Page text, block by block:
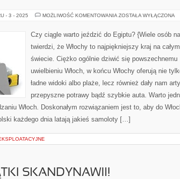
- 3 - 2025 MOŻLIWOŚĆ KOMENTOWANIA WŁOCHY
NAJPIĘKNIEJSZYCH
NA
ZOSTAŁA WYŁĄCZONA
Czy ciągle warto jeździć do Egiptu? {Wiele osób
twierdzi, że Włochy to najpiękniejszy kraj na całym
świecie. Ciężko ogólnie dziwić się powszechnemu
uwielbieniu Włoch, w końcu Włochy oferują nie
ładne widoki albo plaże, lecz również dały nam
przepyszne potrawy bądź szybkie auta. Warto
Włoch. Doskonałym rozwiązaniem jest to, aby do
każdego dnia latają jakieś samoloty […]
SKANDYNAWII!